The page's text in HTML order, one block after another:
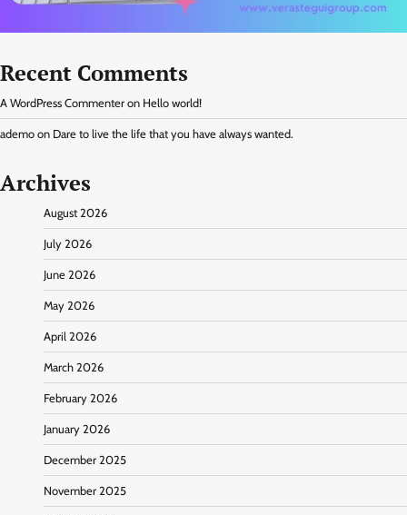
Recent Comments
A WordPress Commenter on Hello world!
ademo on Dare to live the life that you have always wanted.
Archives
August 2026
July 2026
June 2026
May 2026
April 2026
March 2026
February 2026
January 2026
December 2025
November 2025